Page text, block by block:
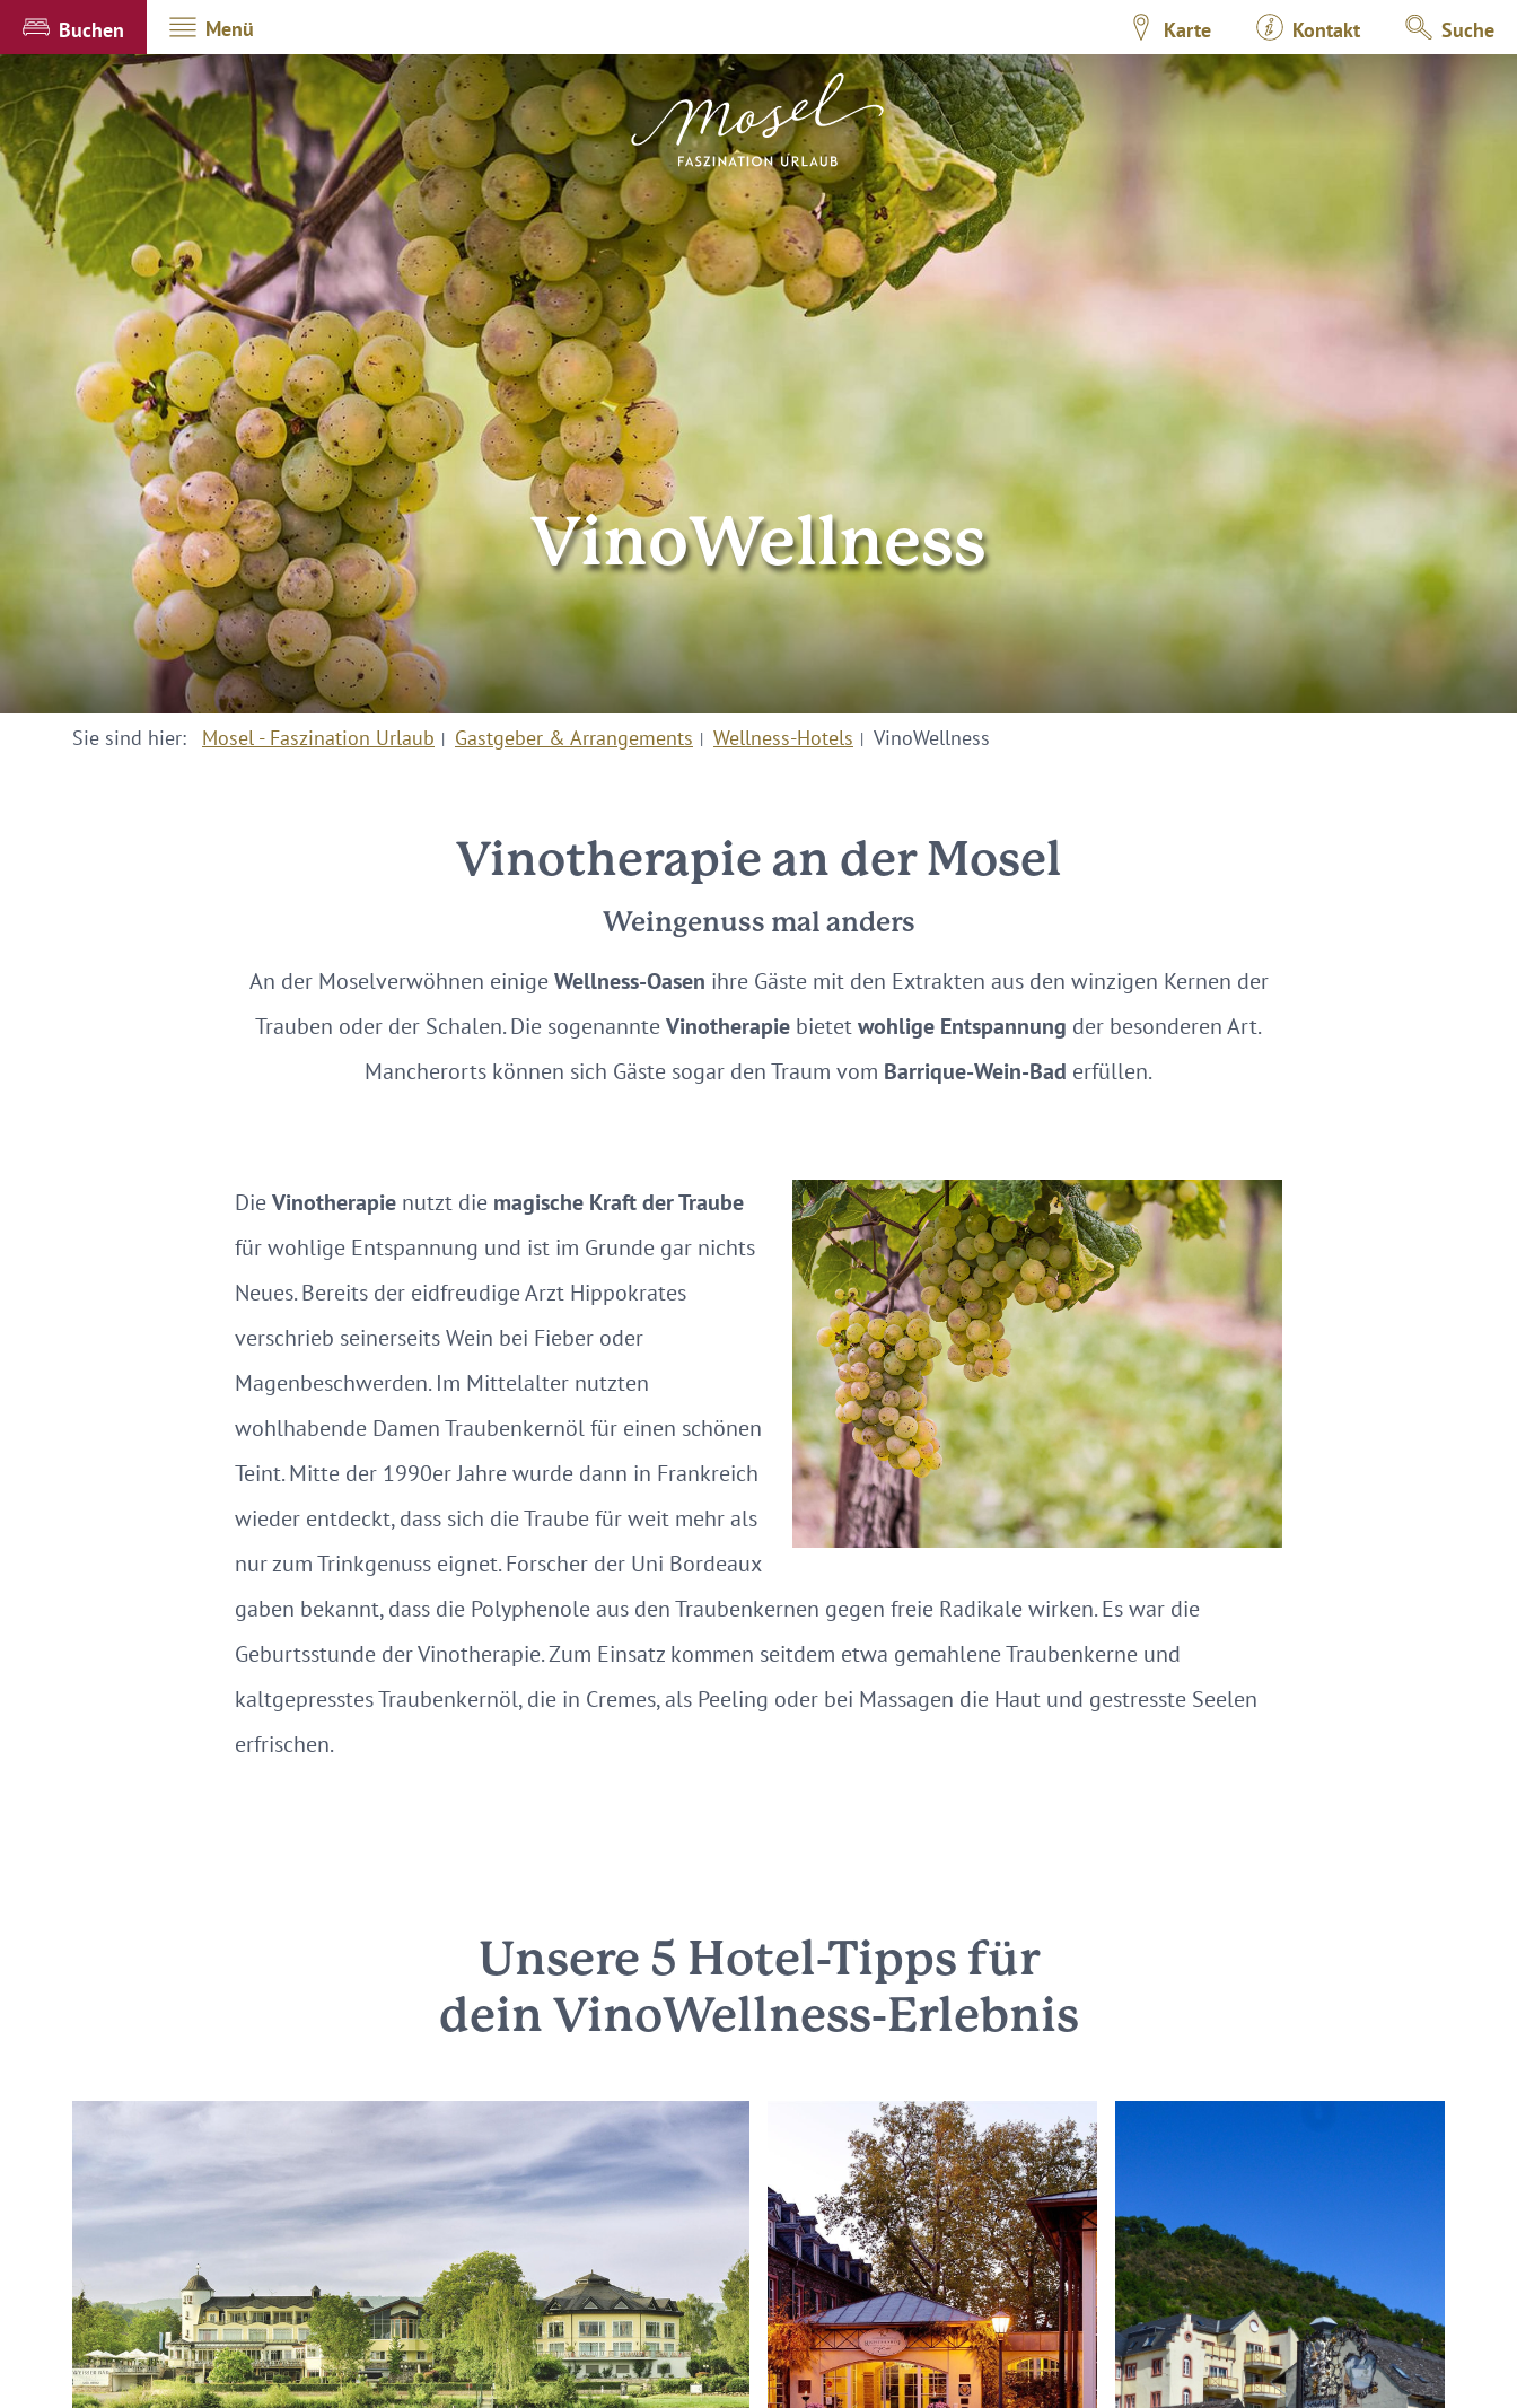
Buchen Menü Karte Kontakt Suche
VinoWellness
Sie sind hier: Mosel - Faszination Urlaub Gastgeber & Arrangements Wellness-Hotels VinoWellness
Vinotherapie an der Mosel
Weingenuss mal anders
An der Moselverwöhnen einigeWellness-Oasen ihre Gäste mit den Extrakten aus den winzigen Kernen der
Trauben oder der Schalen. Die sogenannteVinotherapie bietetwohlige Entspannung der besonderen Art.
Mancherorts können sich Gäste sogar den Traum vom Barrique-Wein-Bad erfüllen.
DieVinotherapie nutzt die magische Kraft der Traube
für wohlige Entspannung und ist im Grunde gar nichts
Neues. Bereits der eidfreudige Arzt Hippokrates
verschrieb seinerseits Wein bei Fieber oder
Magenbeschwerden. Im Mittelalter nutzten
wohlhabende Damen Traubenkernöl für einen schönen
Teint. Mitte der 1990er Jahre wurde dann in Frankreich
wieder entdeckt, dass sich die Traube für weit mehr als
nur zum Trinkgenuss eignet. Forscher der Uni Bordeaux
gaben bekannt, dass die Polyphenole aus den Traubenkernen gegen freie Radikale wirken. Es war die
Geburtsstunde der Vinotherapie. Zum Einsatz kommen seitdem etwa gemahlene Traubenkerne und
kaltgepresstes Traubenkernöl, die in Cremes, als Peeling oder bei Massagen die Haut und gestresste Seelen
erfrischen.
Unsere 5 Hotel-Tipps für
dein VinoWellness-Erlebnis